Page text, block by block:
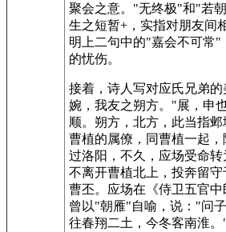
聚会之意。"无终极"和"若
生之短暂+，实指对朋友间
明上二句中的"嘉会不可常"
的忧伤。
接着，诗人写对应氏兄弟
婉，我友之朔方。"展，申
顺。朔方，北方，此当指
曹植的属僚，同曹植一起
过洛阳，不久，应场受命
不离开曹植北上，投奔留
曹丕。应场在《侍卫五官
曾以"朝雁"自喻，说："问
往春翔二土，今冬客南淮。